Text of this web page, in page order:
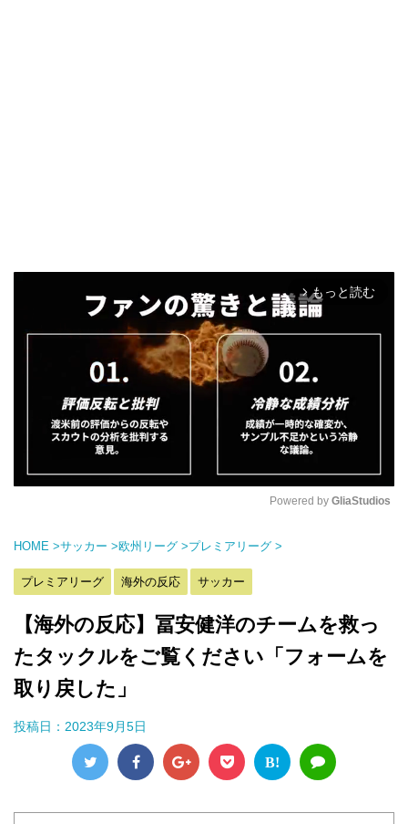
arrow_forward_ios もっと読む
Powered by GliaStudios
HOME >サッカー >欧州リーグ >プレミアリーグ >
プレミアリーグ 海外の反応 サッカー
【海外の反応】冨安健洋のチームを救っ
たタックルをご覧ください「フォームを
取り戻した」
投稿日： 2023年9月5日
B!